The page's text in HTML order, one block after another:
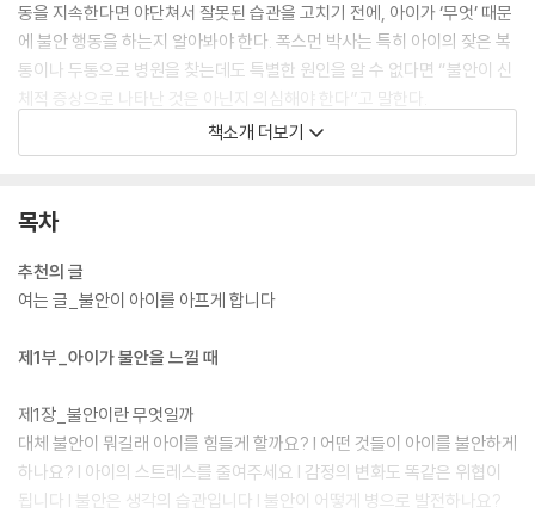
동을 지속한다면 야단쳐서 잘못된 습관을 고치기 전에, 아이가 ‘무엇’ 때문
에 불안 행동을 하는지 알아봐야 한다. 폭스먼 박사는 특히 아이의 잦은 복
통이나 두통으로 병원을 찾는데도 특별한 원인을 알 수 없다면 “불안이 신
체적 증상으로 나타난 것은 아닌지 의심해야 한다”고 말한다.
이 책은 예민함을 비롯해 두려움, 수줍음, 우울, 걱정, 욕심, 완벽주의, 고
아이의 자존감과 사회성을 회복할 수 있도록 도와준다. 아이에 대한 세심
겨나며 단순히 정서적인 문제를 넘어서 ‘어떻게’ 병으로 발전하는지 보여
준다. 따라서 불안의 종류에 따라 어떤 방법들로 치유하는 것이 효과적인
달래주는 법’에서는 엄마가 직접 아이의 불안을 줄여주는 방법도 가르쳐준
책소개 더보기
목차
추천의 글
여는 글_불안이 아이를 아프게 합니다
제1부_아이가 불안을 느낄 때
제1장_불안이란 무엇일까
대체 불안이 뭐길래 아이를 힘들게 할까요? l 어떤 것들이 아이를 불안하게
하나요? l 아이의 스트레스를 줄여주세요 l 감정의 변화도 똑같은 위협이
됩니다 l 불안은 생각의 습관입니다 l 불안이 어떻게 병으로 발전하나요?